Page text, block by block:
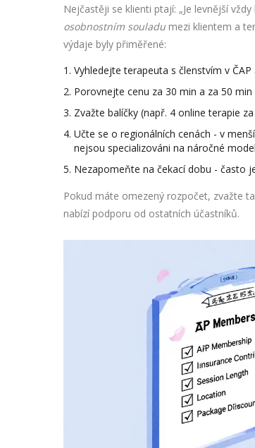
Nejčastěji se klienti ptají: „Je levnější
osobnostním souladu mezi klientem a
výdaje byly přiměřené:
Vyhledejte terapeuta s členstvím v
Porovnejte cenu za 30 min a za 50
Zvažte balíčky (např. 4 online terapie
Učte se o regionálních cenách - v
nejsou specializováni na náročné
Nezapomeňte na čekací dobu - často
Pokud máte omezený rozpočet, zvažte
nabízí podporu od ostatních účastníků.